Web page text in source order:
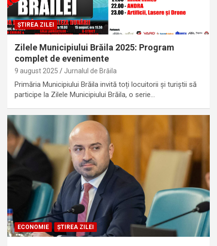
ȘTIREA ZILEI
Zilele Municipiului Brăila 2025: Program
complet de evenimente
9 august 2025 Jurnalul de Brăila
Primăria Municipiului Brăila invită toți locuitorii și turiștii să
participe la Zilele Municipiului Brăila, o serie…
ECONOMIE ȘTIREA ZILEI